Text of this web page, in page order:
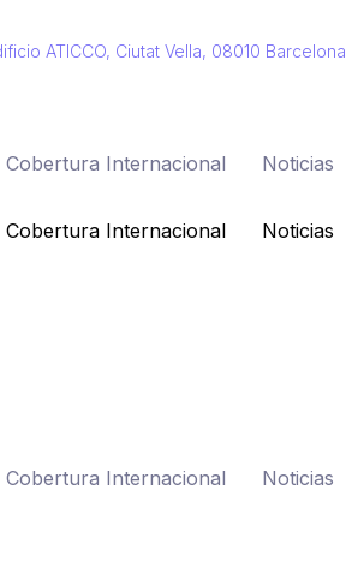
ATICCO, Ciutat Vella, 08010 Barcelona
Cobertura Internacional Noticias
Cobertura Internacional Noticias
Cobertura Internacional Noticias